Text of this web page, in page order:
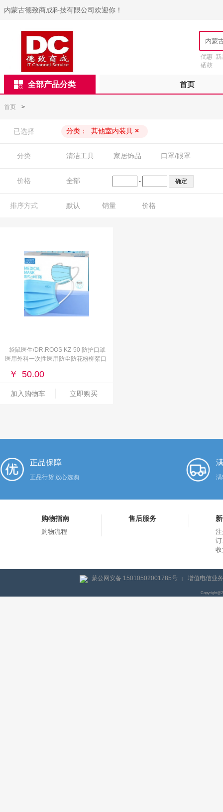
内蒙古德致商成科技有限公司欢迎你！
优惠 新
硒鼓
全部产品分类 首页
首页 >
已选择 分类： 其他室内装具 ×
分类 清洁工具 家居饰品 口罩/眼罩
价格 全部 -
排序方式 默认 销量 价格
袋鼠医生/DR.ROOS KZ-50 防护口罩
医用外科一次性医用防尘防花粉柳絮口
人蓝色
￥ 50.00
加入购物车 立即购买
正品保障
正品行货 放心选购
购物指南
购物流程
售后服务
蒙公网安备 15010502001785号 | 增值电信业